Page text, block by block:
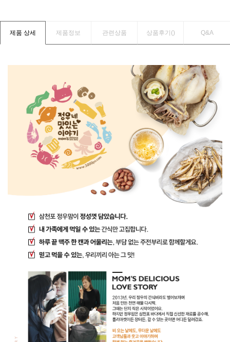
제품 상세 제품정보 관련상품 상품후기() Q&A